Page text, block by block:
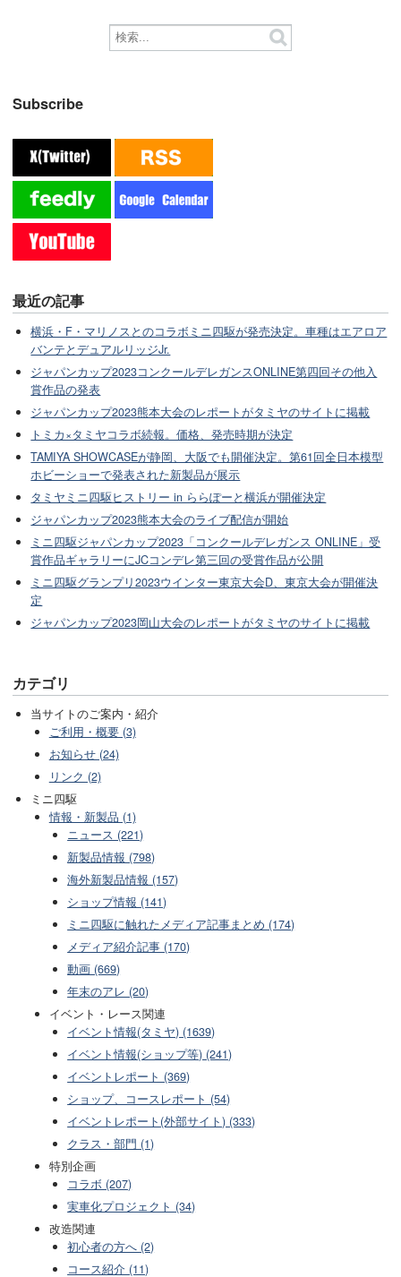
Subscribe
最近の記事
横浜・F・マリノスとのコラボミニ四駆が発売決定。車種はエアロア
バンテとデュアルリッジJr.
ジャパンカップ2023コンクールデレガンスONLINE第四回その他入
賞作品の発表
ジャパンカップ2023熊本大会のレポートがタミヤのサイトに掲載
トミカ×タミヤコラボ続報。価格、発売時期が決定
TAMIYA SHOWCASEが静岡、大阪でも開催決定。第61回全日本模型
ホビーショーで発表された新製品が展示
タミヤミニ四駆ヒストリー in ららぽーと横浜が開催決定
ジャパンカップ2023熊本大会のライブ配信が開始
ミニ四駆ジャパンカップ2023「コンクールデレガンス ONLINE」受
賞作品ギャラリーにJCコンデレ第三回の受賞作品が公開
ミニ四駆グランプリ2023ウインター東京大会D、東京大会が開催決
定
ジャパンカップ2023岡山大会のレポートがタミヤのサイトに掲載
カテゴリ
当サイトのご案内・紹介
ご利用・概要 (3)
お知らせ (24)
リンク (2)
ミニ四駆
情報・新製品 (1)
ニュース (221)
新製品情報 (798)
海外新製品情報 (157)
ショップ情報 (141)
ミニ四駆に触れたメディア記事まとめ (174)
メディア紹介記事 (170)
動画 (669)
年末のアレ (20)
イベント・レース関連
イベント情報(タミヤ) (1639)
イベント情報(ショップ等) (241)
イベントレポート (369)
ショップ、コースレポート (54)
イベントレポート(外部サイト) (333)
クラス・部門 (1)
特別企画
コラボ (207)
実車化プロジェクト (34)
改造関連
初心者の方へ (2)
コース紹介 (11)